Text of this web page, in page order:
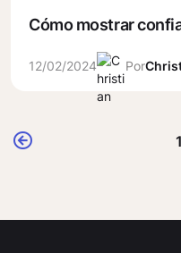
Cómo mostrar
12/02/2024 Por
1